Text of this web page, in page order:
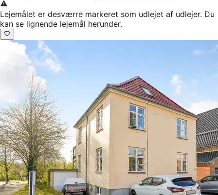
Lejemålet er desværre markeret som udlejet af udlejer. Du
kan se lignende lejemål herunder.